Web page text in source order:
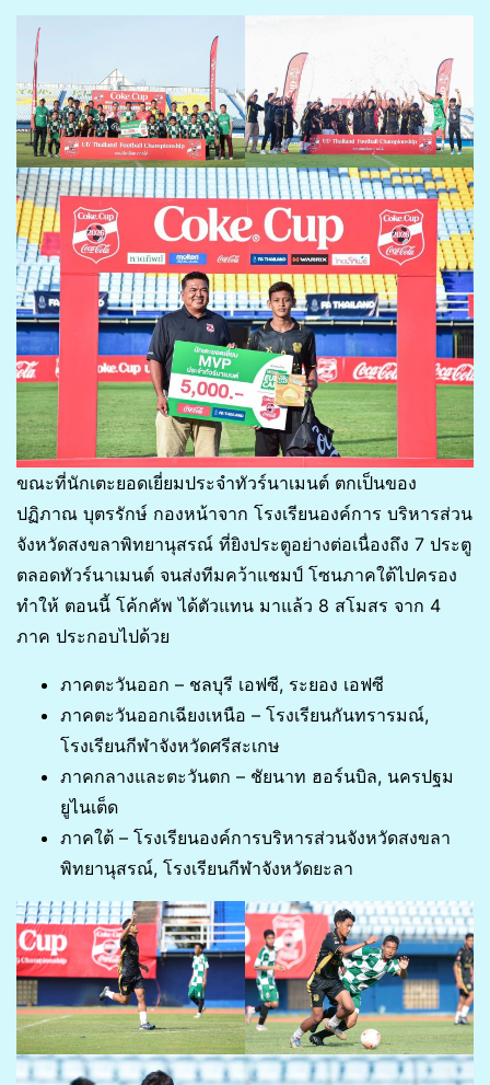
ขณะที่นักเตะยอดเยี่ยมประจำทัวร์นาเมนต์ ตกเป็นของ
ปฏิภาณ บุตรรักษ์ กองหน้าจาก โรงเรียนองค์การ บริหารส่วน
จังหวัดสงขลาพิทยานุสรณ์ ที่ยิงประตูอย่างต่อเนื่องถึง 7 ประตู
ตลอดทัวร์นาเมนต์ จนส่งทีมคว้าแชมป์ โซนภาคใต้ไปครอง
ทำให้ ตอนนี้ โค้กคัพ ได้ตัวแทน มาแล้ว 8 สโมสร จาก 4
ภาค ประกอบไปด้วย
ภาคตะวันออก – ชลบุรี เอฟซี, ระยอง เอฟซี
ภาคตะวันออกเฉียงเหนือ – โรงเรียนกันทรารมณ์,
โรงเรียนกีฬาจังหวัดศรีสะเกษ
ภาคกลางและตะวันตก – ชัยนาท ฮอร์นบิล, นครปฐม
ยูไนเต็ด
ภาคใต้ – โรงเรียนองค์การบริหารส่วนจังหวัดสงขลา
พิทยานุสรณ์, โรงเรียนกีฬาจังหวัดยะลา